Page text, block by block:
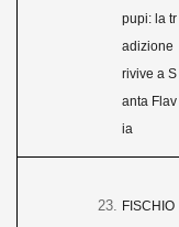
pupi: la tr
adizione
rivive a S
anta Flav
ia
FISCHIO